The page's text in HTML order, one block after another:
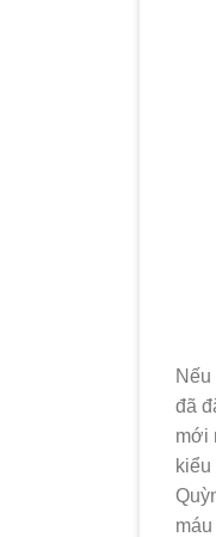
đã
mới